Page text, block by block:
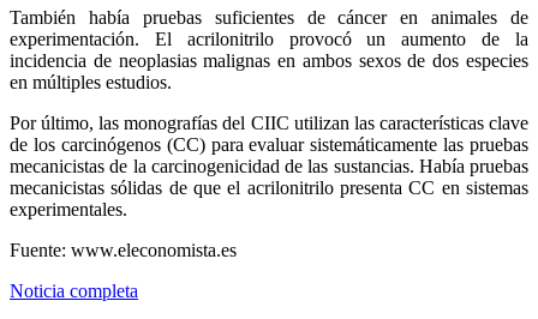
También había pruebas suficientes de cáncer en animales de
experimentación. El acrilonitrilo provocó un aumento de la
incidencia de neoplasias malignas en ambos sexos de dos especies
en múltiples estudios.
Por último, las monografías del CIIC utilizan las características clave
de los carcinógenos (CC) para evaluar sistemáticamente las pruebas
mecanicistas de la carcinogenicidad de las sustancias. Había pruebas
mecanicistas sólidas de que el acrilonitrilo presenta CC en sistemas
experimentales.
Fuente: www.eleconomista.es
Noticia completa